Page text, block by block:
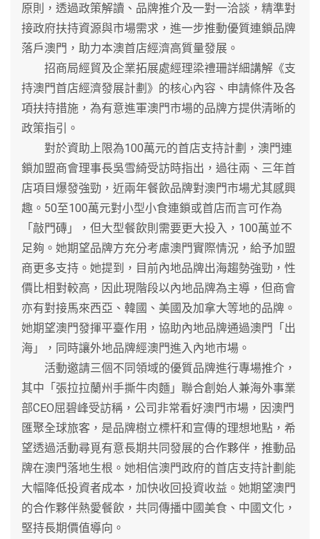
原則，透過政策解讀、品牌推介及一對一洽談，精準對
接政府扶持資源與市場需求，進一步推動優質連鎖品牌
落戶澳門，助力本澳首店經濟高質量發展。
招商局經貿及企業拓展處經理梁禮珊詳細講解《支
持澳門首店經濟發展計劃》的核心內容、申請條件及各
項扶持措施，為有意進軍澳門市場的品牌方提供清晰的
政策指引。
對於資助上限為100萬元的首店支持計劃，澳門連
鎖加盟商會理事長吳雪綺受訪時指出，過往兩、三年首
店項目爆發強勁，近兩年餐飲品牌對澳門市場尤其感興
趣。50至100萬元對小型小食連鎖或首店而言可作為
「敲門磚」，但大型餐飲則需要更大投入，100萬並不
足夠。她期望品牌方充分考慮澳門實際情況，給予加盟
商更多支持。她提到，目前內地品牌出海趨勢強勁，性
價比相對較高，因此現階段以內地品牌為主導，但商會
亦有對接馬來西亞、韓國、美國及加拿大等地的品牌。
她期望澳門發揮平臺作用，協助內地品牌通過澳門「出
海」，同時讓外地品牌經澳門進入內地市場。
活動邀請三個不同領域的優質品牌進行專場推介，
其中「張拉拉蘭州手撕牛肉麵」聯合創始人兼海外事業
部CEO屈碧峰受訪稱，公司非常看好澳門市場，因澳門
匯聚全球旅客，是品牌樹立標杆和宣傳的理想地點，希
望透過活動尋覓有意長期共同發展的合作夥伴，推動品
牌在澳門落地生根。她相信澳門政府的首店支持計劃能
大幅降低投資者成本，加快收回投資收益。她期望澳門
的合作夥伴熱愛餐飲，共同傳播中國美食、中國文化，
堅持長期價值導向。